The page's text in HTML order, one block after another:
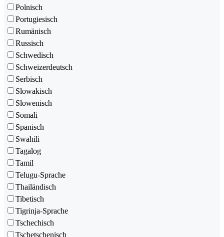
Polnisch
Portugiesisch
Rumänisch
Russisch
Schwedisch
Schweizerdeutsch
Serbisch
Slowakisch
Slowenisch
Somali
Spanisch
Swahili
Tagalog
Tamil
Telugu-Sprache
Thailändisch
Tibetisch
Tigrinja-Sprache
Tschechisch
Tschetschenisch